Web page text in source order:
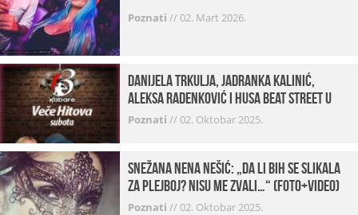
Poznati //02. Mart 2026.
Danijela Trkulja, Jadranka Kalinić,
Aleksa Radenković i Husa Beat Street u
Kabareu 13
Poznati //02. Oktobar 2025.
Snežana Nena Nešić: „Da li bih se slikala
za Plejboj? Nisu me zvali…“ (FOTO+VIDEO)
Poznati //02. Oktobar 2025.